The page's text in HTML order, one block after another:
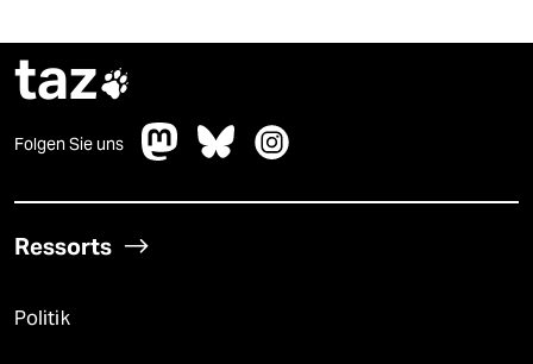
taz
Folgen Sie uns
Ressorts
Politik